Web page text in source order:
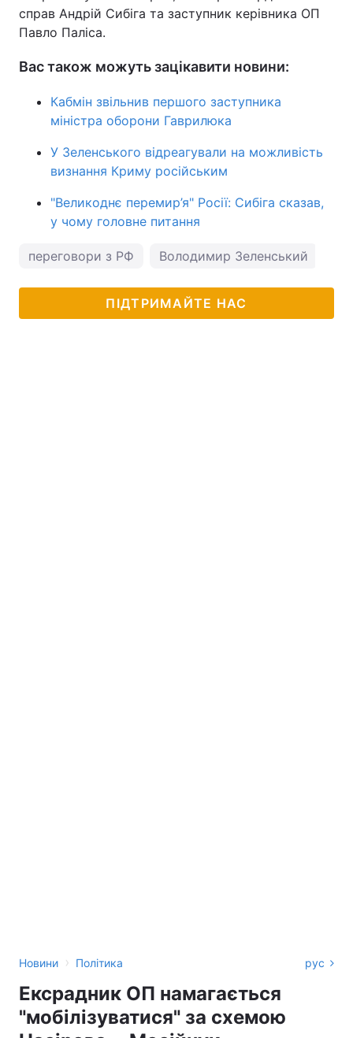
справ Андрій Сибіга та заступник керівника ОП
Павло Паліса.
Вас також можуть зацікавити новини:
Кабмін звільнив першого заступника
міністра оборони Гаврилюка
У Зеленського відреагували на можливість
визнання Криму російським
"Великоднє перемир’я" Росії: Сибіга сказав,
у чому головне питання
переговори з РФ Володимир Зеленський
ПІДТРИМАЙТЕ НАС
Новини › Політика рус
Ексрадник ОП намагається
"мобілізуватися" за схемою